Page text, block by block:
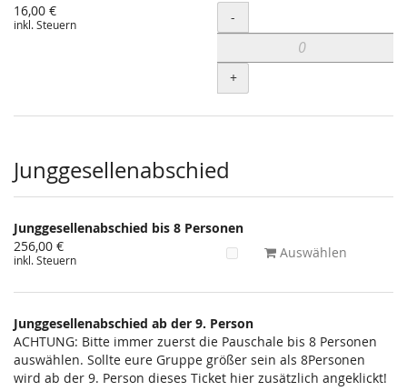
16,00 €
inkl. Steuern Menge
-
+
Junggesellenabschied
Junggesellenabschied bis 8 Personen
256,00 €
inkl. Steuern Auswählen
Junggesellenabschied ab der 9. Person
ACHTUNG: Bitte immer zuerst die Pauschale bis 8 Personen
auswählen. Sollte eure Gruppe größer sein als 8Personen
wird ab der 9. Person dieses Ticket hier zusätzlich angeklickt!